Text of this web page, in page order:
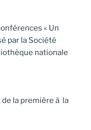
« Un
par la Société
nationale
de la première à la